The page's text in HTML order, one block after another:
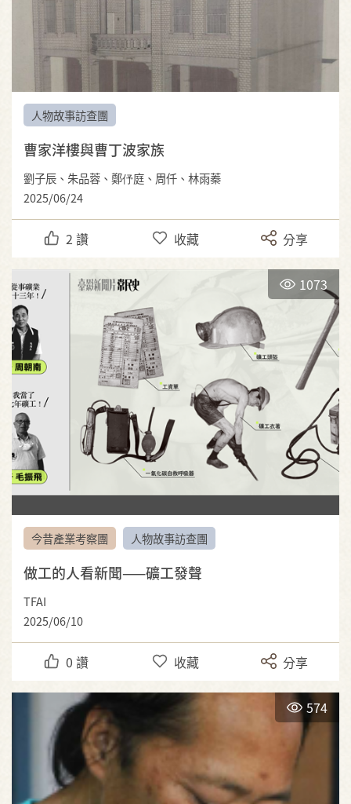
人物故事訪查團
曹家洋樓與曹丁波家族
劉子辰、朱品蓉、鄭伃庭、周仟、林雨蓁
2025/06/24
2 讚 收藏 分享
1073
今昔產業考察團 人物故事訪查團
做工的人看新聞——礦工發聲
TFAI
2025/06/10
0 讚 收藏 分享
574